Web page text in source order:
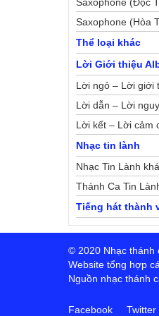
Saxophone (Hòa
Thể loại khác
Lời Giới thiệu
Lời ngỏ – Lời giới
Lời dẫn – Lời
Lời kết – Lời cảm
Nhạc tin lành
Nhạc Tin Lành
Thánh Ca Tin
Tiếng hát thành
© 2020 Nhạc thánh
Website tổng hợp
Nguồn nhạc thánh
Facebook Twitter